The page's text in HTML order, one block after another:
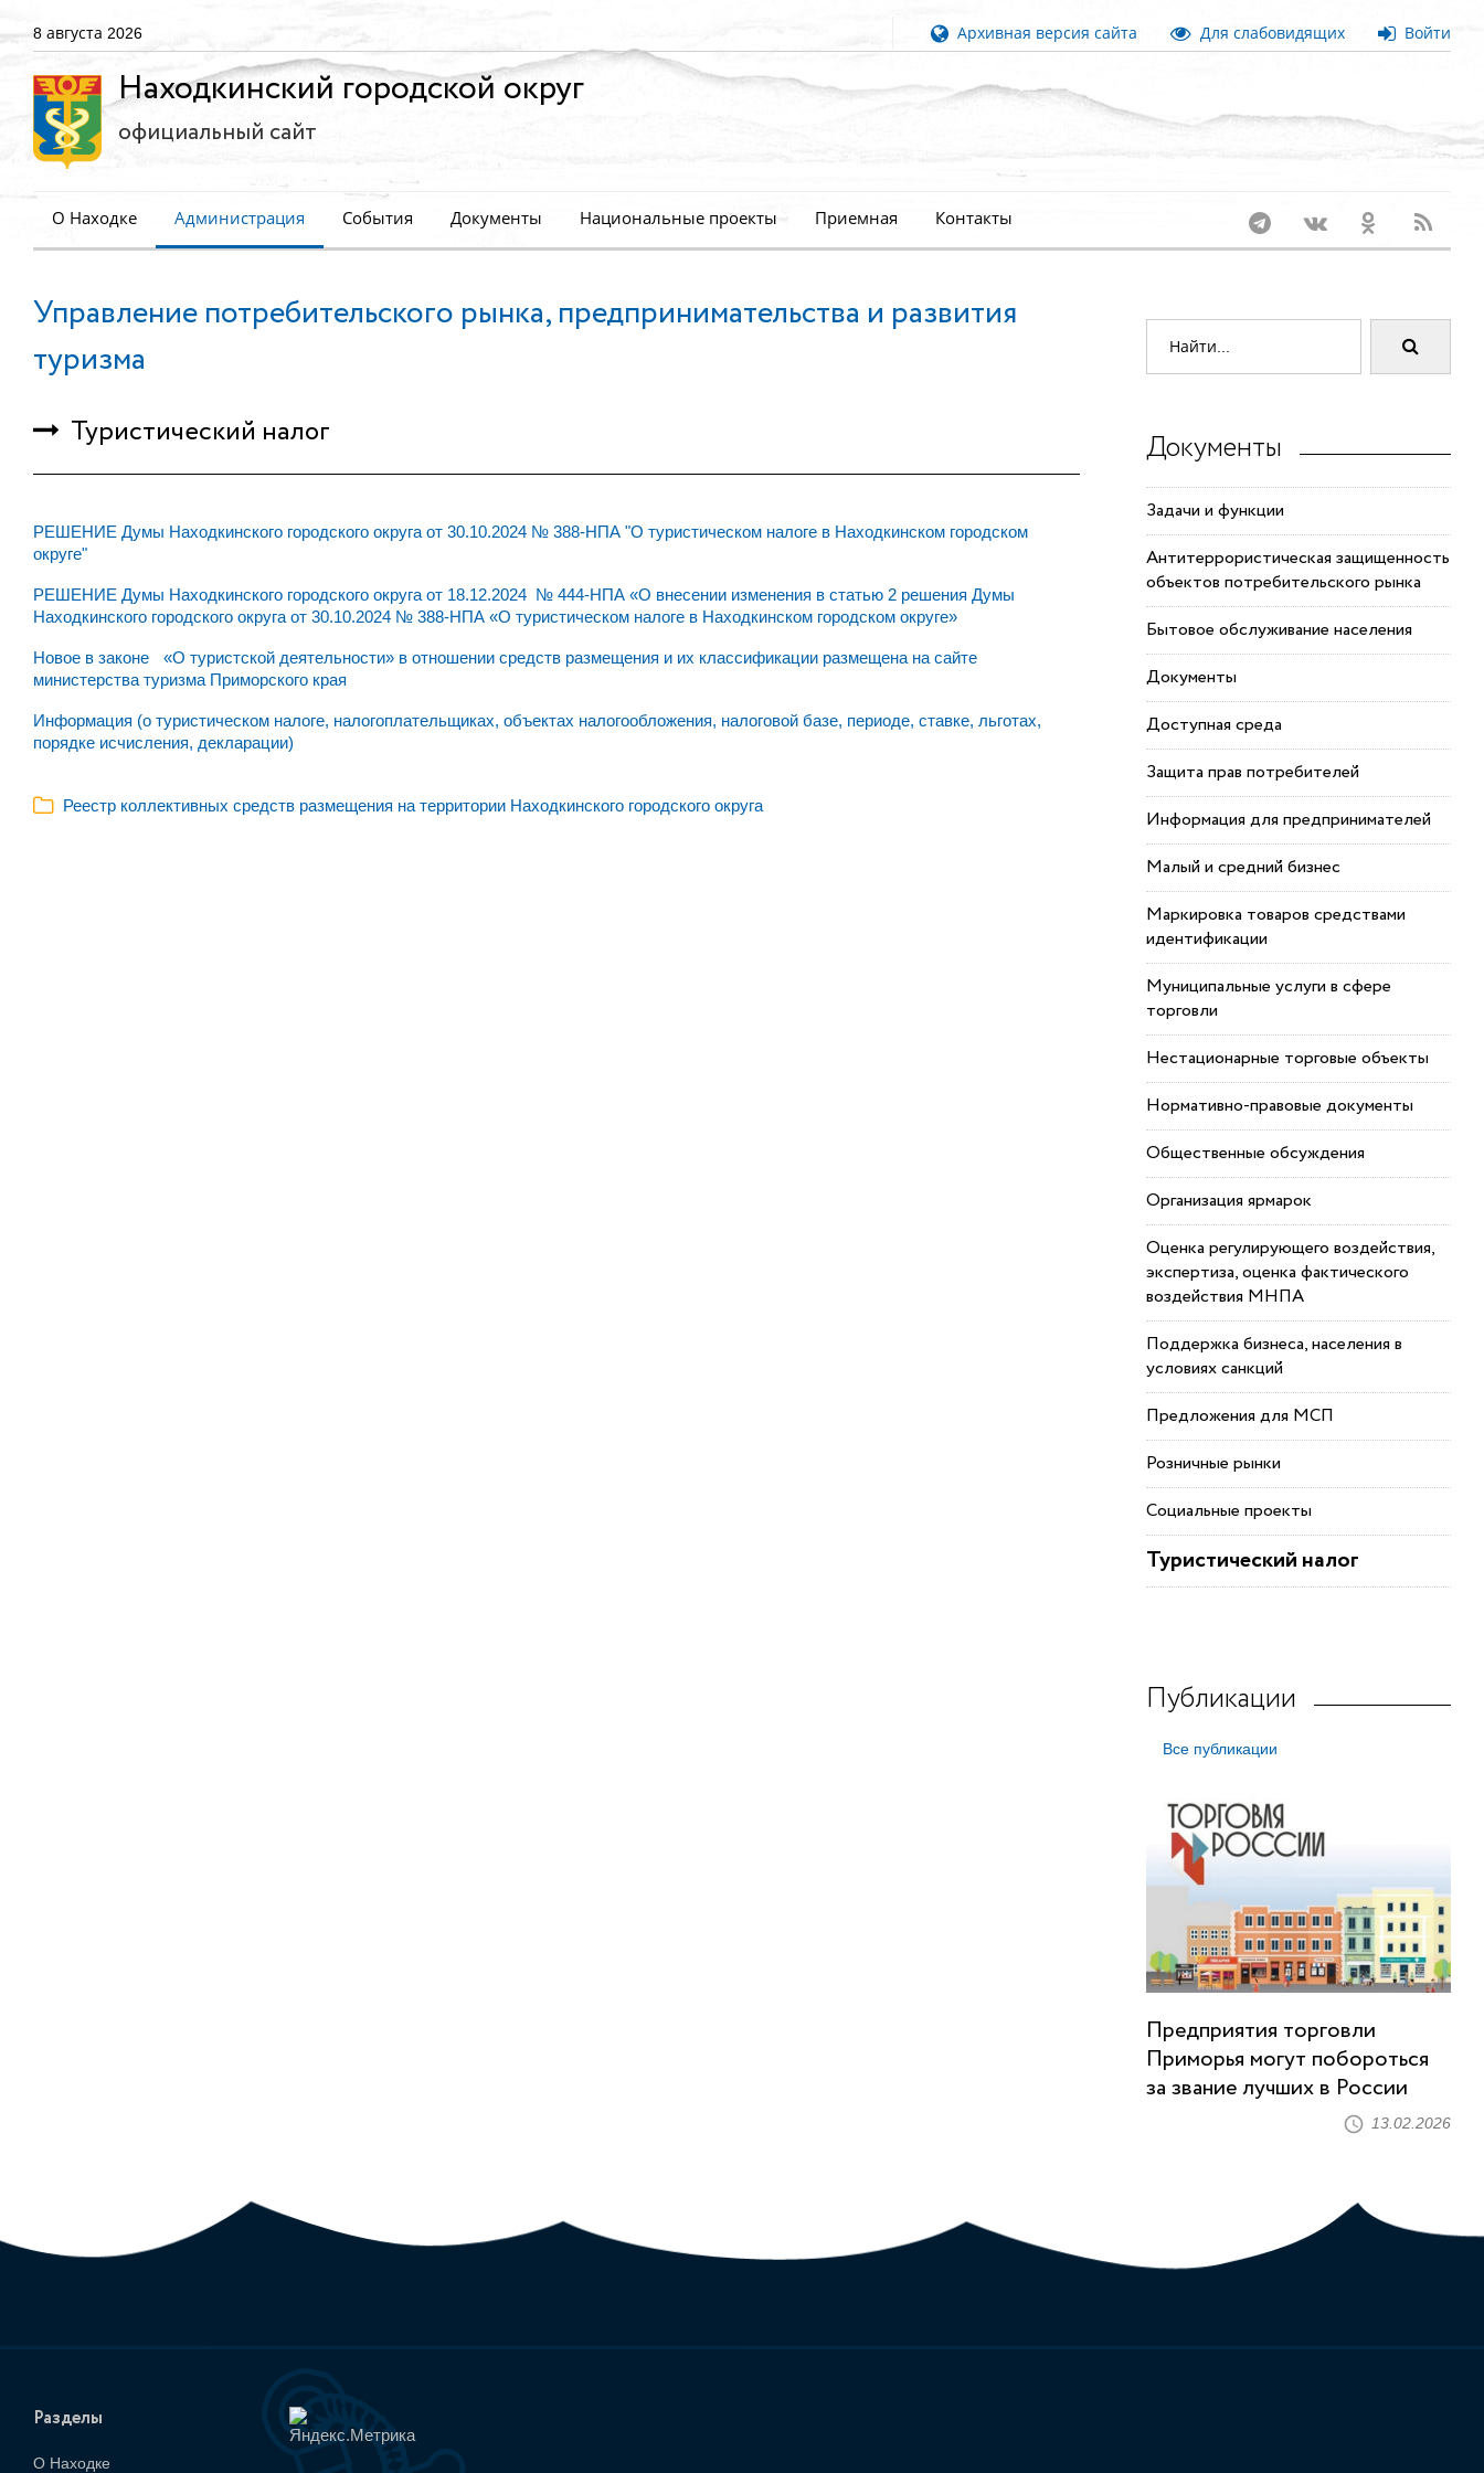
8 августа 2026 Архивная версия сайта Для слабовидящих Войти
Находкинский городской округ
официальный сайт
О Находке Администрация События Документы Национальные проекты Приемная Контакты
Управление потребительского рынка, предпринимательства и развития
туризма
Туристический налог
РЕШЕНИЕ Думы Находкинского городского округа от 30.10.2024 № 388-НПА "О туристическом налоге в Находкинском городском
округе"
РЕШЕНИЕ Думы Находкинского городского округа от 18.12.2024 № 444-НПА «О внесении изменения в статью 2 решения Думы
Находкинского городского округа от 30.10.2024 № 388-НПА «О туристическом налоге в Находкинском городском округе»
Новое в законе «О туристской деятельности» в отношении средств размещения и их классификации размещена на сайте
министерства туризма Приморского края
Информация (о туристическом налоге, налогоплательщиках, объектах налогообложения, налоговой базе, периоде, ставке, льготах,
порядке исчисления, декларации)
Реестр коллективных средств размещения на территории Находкинского городского округа
Документы
Задачи и функции
Антитеррористическая защищенность
объектов потребительского рынка
Бытовое обслуживание населения
Документы
Доступная среда
Защита прав потребителей
Информация для предпринимателей
Малый и средний бизнес
Маркировка товаров средствами
идентификации
Муниципальные услуги в сфере
торговли
Нестационарные торговые объекты
Нормативно-правовые документы
Общественные обсуждения
Организация ярмарок
Оценка регулирующего воздействия,
экспертиза, оценка фактического
воздействия МНПА
Поддержка бизнеса, населения в
условиях санкций
Предложения для МСП
Розничные рынки
Социальные проекты
Туристический налог
Публикации
Все публикации
Предприятия торговли
Приморья могут побороться
за звание лучших в России
13.02.2026
Разделы
О Находке